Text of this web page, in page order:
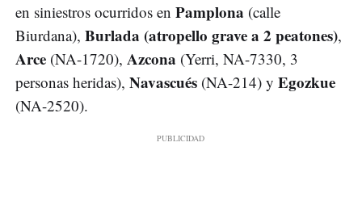
en siniestros ocurridos en Pamplona (calle
Biurdana), Burlada (atropello grave a 2 peatones),
Arce (NA-1720), Azcona (Yerri, NA-7330, 3
personas heridas), Navascués (NA-214) y Egozkue
(NA-2520).